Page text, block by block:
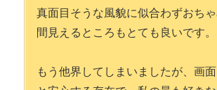
真面目そうな風貌に似合わずおち
間見えるところもとても良いです。
もう他界してしまいましたが、画